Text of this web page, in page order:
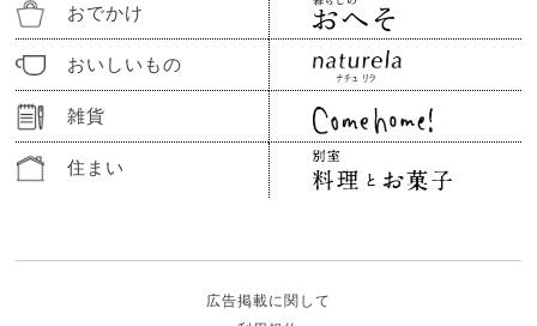
おでかけ
おいしいもの
雑貨
住まい
広告掲載に関して